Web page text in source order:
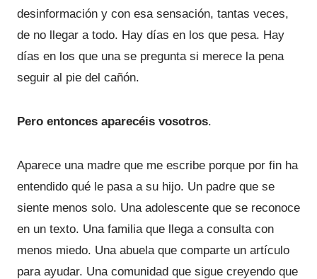
desinformación y con esa sensación, tantas veces,
de no llegar a todo. Hay días en los que pesa. Hay
días en los que una se pregunta si merece la pena
seguir al pie del cañón.
Pero entonces aparecéis vosotros.
Aparece una madre que me escribe porque por fin ha
entendido qué le pasa a su hijo. Un padre que se
siente menos solo. Una adolescente que se reconoce
en un texto. Una familia que llega a consulta con
menos miedo. Una abuela que comparte un artículo
para ayudar. Una comunidad que sigue creyendo que